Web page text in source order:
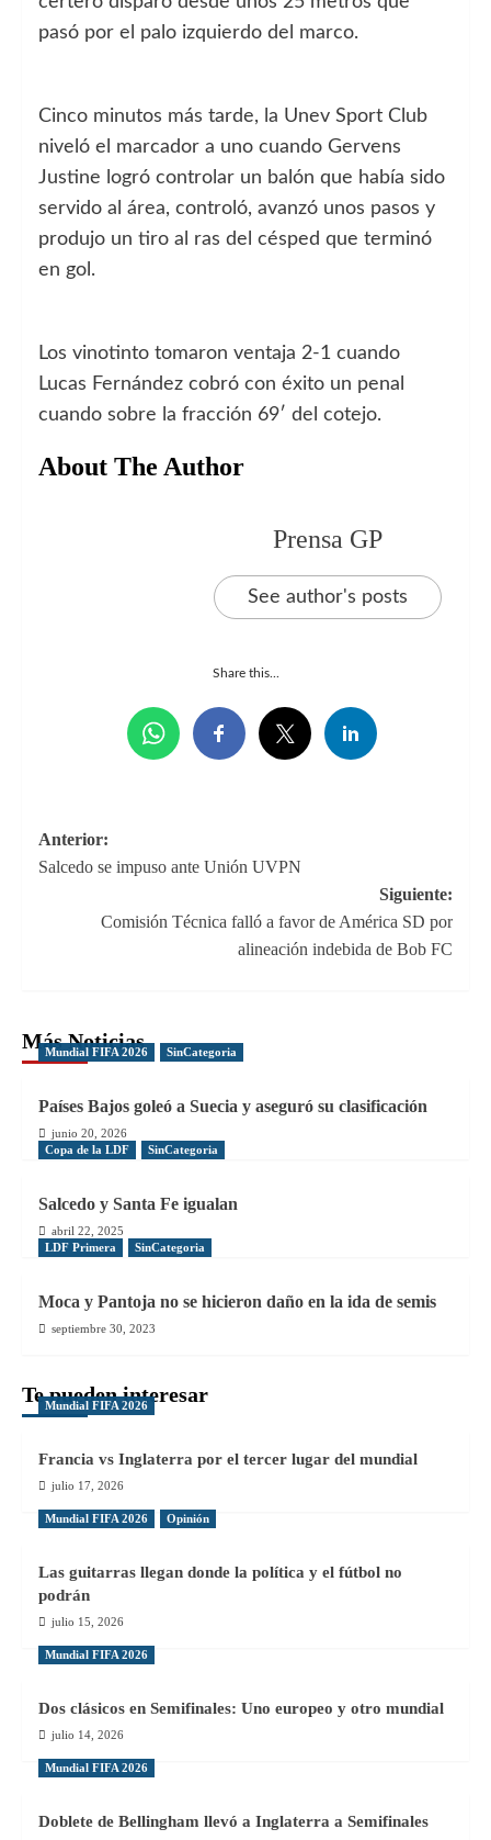
pasó por el palo izquierdo del marco.
Cinco minutos más tarde, la Unev Sport Club
niveló el marcador a uno cuando Gervens
Justine logró controlar un balón que había sido
servido al área, controló, avanzó unos pasos y
produjo un tiro al ras del césped que terminó
en gol.
Los vinotinto tomaron ventaja 2-1 cuando
Lucas Fernández cobró con éxito un penal
cuando sobre la fracción 69′ del cotejo.
About The Author
Prensa GP
See author's posts
Share this...
Navegación
de
entradas
Anterior:
Salcedo se impuso ante Unión UVPN
Siguiente:
Comisión Técnica falló a favor de América SD por
alineación indebida de Bob FC
Más Noticias
Mundial FIFA 2026 SinCategoria
Países Bajos goleó a Suecia y aseguró su clasificación
junio 20, 2026
Copa de la LDF
SinCategoria
Salcedo y Santa Fe igualan
abril 22, 2025
LDF Primera
SinCategoria
Moca y Pantoja no se hicieron daño en la ida de semis
septiembre 30, 2023
Te pueden interesar
Mundial FIFA 2026
Francia vs Inglaterra por el tercer lugar del mundial
julio 17, 2026
Mundial FIFA 2026 Opinión
Las guitarras llegan donde la política y el fútbol no
podrán
julio 15, 2026
Mundial FIFA 2026
Dos clásicos en Semifinales: Uno europeo y otro mundial
julio 14, 2026
Mundial FIFA 2026
Doblete de Bellingham llevó a Inglaterra a Semifinales